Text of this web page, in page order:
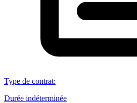
Type de contrat:
Durée indéterminée